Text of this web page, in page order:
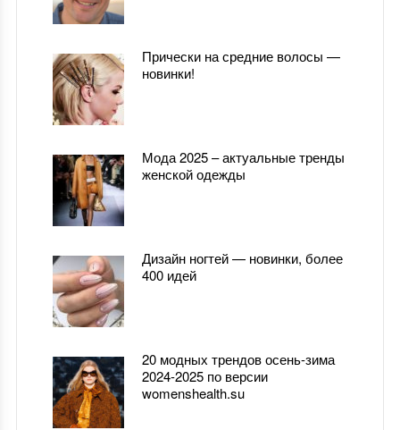
Прически на средние волосы —
новинки!
Мода 2025 – актуальные тренды
женской одежды
Дизайн ногтей — новинки, более
400 идей
20 модных трендов осень-зима
2024-2025 по версии
womenshealth.su